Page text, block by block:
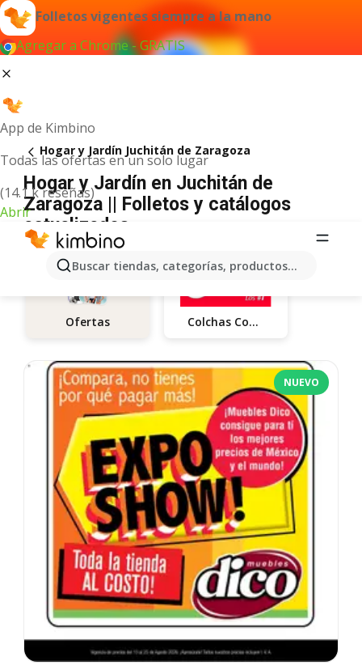
Folletos vigentes siempre a la mano
Agregar a Chrome - GRATIS
App de Kimbino
Todas las ofertas en un solo lugar
(14.1 k reseñas)
Abrir
Buscar tiendas, categorías, productos...
Hogar y Jardín Juchitán de Zaragoza
Hogar y Jardín en Juchitán de
Zaragoza || Folletos y catálogos
actualizados
Ofertas Colchas Concord
NUEVO